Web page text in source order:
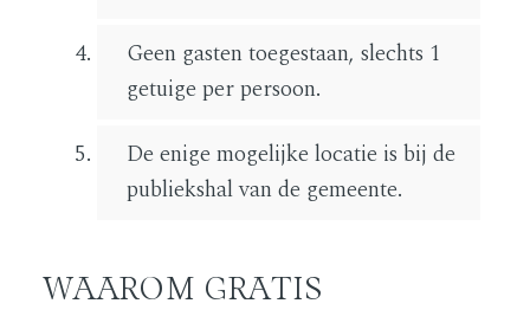
Geen gasten toegestaan, slechts 1
getuige per persoon.
De enige mogelijke locatie is bij de
publiekshal van de gemeente.
WAAROM GRATIS